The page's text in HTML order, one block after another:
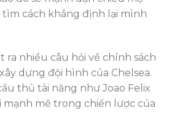
tìm cách khẳng định lại mình
ra nhiều câu hỏi về chính sách
dựng đội hình của Chelsea.
thủ tài năng như Joao Felix
mạnh mẽ trong chiến lược của